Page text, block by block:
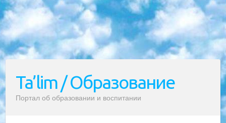
Ta’lim / Образование
Портал об образовании и воспитании